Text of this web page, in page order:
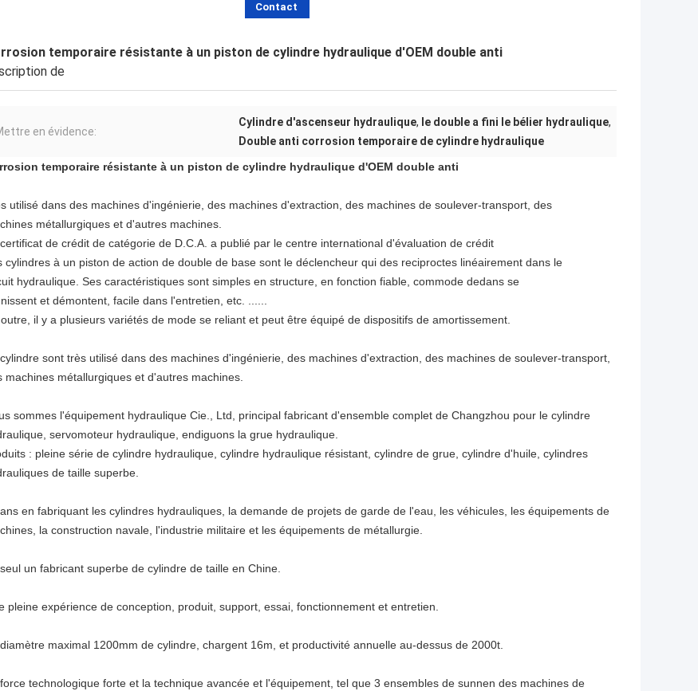
Contact
temporaire résistante à un piston de cylindre hydraulique d'OEM double anti
de
en évidence:
Cylindre d'ascenseur hydraulique, le double a fini le bélier hydraulique,
Double anti corrosion temporaire de cylindre hydraulique
temporaire résistante à un piston de cylindre hydraulique d'OEM double anti
utilisé dans des machines d'ingénierie, des machines d'extraction, des machines de soulever-transport, des
métallurgiques et d'autres machines.
de crédit de catégorie de D.C.A. a publié par le centre international d'évaluation de crédit
cylindres à un piston de action de double de base sont le déclencheur qui des reciproctes linéairement dans le
hydraulique. Ses caractéristiques sont simples en structure, en fonction fiable, commode dedans se
et démontent, facile dans l'entretien, etc. ......
il y a plusieurs variétés de mode se reliant et peut être équipé de dispositifs de amortissement.
sont très utilisé dans des machines d'ingénierie, des machines d'extraction, des machines de soulever-transport,
machines métallurgiques et d'autres machines.
sommes l'équipement hydraulique Cie., Ltd, principal fabricant d'ensemble complet de Changzhou pour le cylindre
servomoteur hydraulique, endiguons la grue hydraulique.
: pleine série de cylindre hydraulique, cylindre hydraulique résistant, cylindre de grue, cylindre d'huile, cylindres
de taille superbe.
en fabriquant les cylindres hydrauliques, la demande de projets de garde de l'eau, les véhicules, les équipements de
la construction navale, l'industrie militaire et les équipements de métallurgie.
un fabricant superbe de cylindre de taille en Chine.
pleine expérience de conception, produit, support, essai, fonctionnement et entretien.
maximal 1200mm de cylindre, chargent 16m, et productivité annuelle au-dessus de 2000t.
technologique forte et la technique avancée et l'équipement, tel que 3 ensembles de sunnen des machines de